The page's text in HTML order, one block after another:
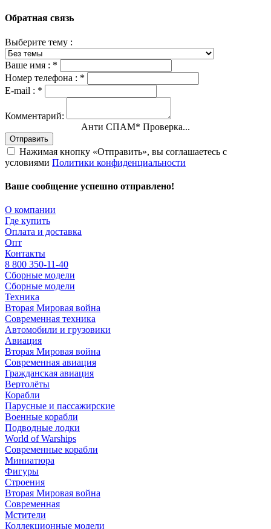
Обратная связь
Выберите тему :
Ваше имя : *
Номер телефона : *
E-mail : *
Комментарий:
Анти СПАМ* Проверка...
Отправить
Нажимая кнопку «Отправить», вы соглашаетесь с
условиями Политики конфиденциальности
Ваше сообщение успешно отправлено!
О компании
Где купить
Оплата и доставка
Опт
Контакты
8 800 350-11-40
Сборные модели
Сборные модели
Техника
Вторая Мировая война
Современная техника
Автомобили и грузовики
Авиация
Вторая Мировая война
Современная авиация
Гражданская авиация
Вертолёты
Корабли
Парусные и пассажирские
Военные корабли
Подводные лодки
World of Warships
Современные корабли
Миниатюра
Фигуры
Строения
Вторая Мировая война
Современная
Мстители
Коллекционные модели